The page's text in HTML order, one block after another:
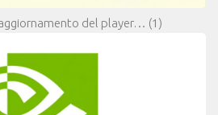
del player… (1)